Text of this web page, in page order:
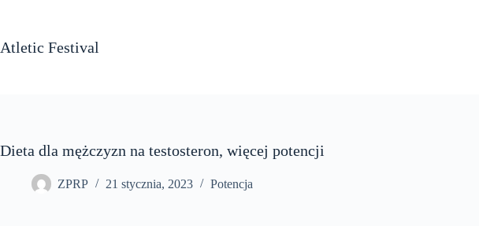
Atletic Festival
Dieta dla mężczyzn na testosteron, więcej potencji
ZPRP 21 stycznia, 2023 Potencja